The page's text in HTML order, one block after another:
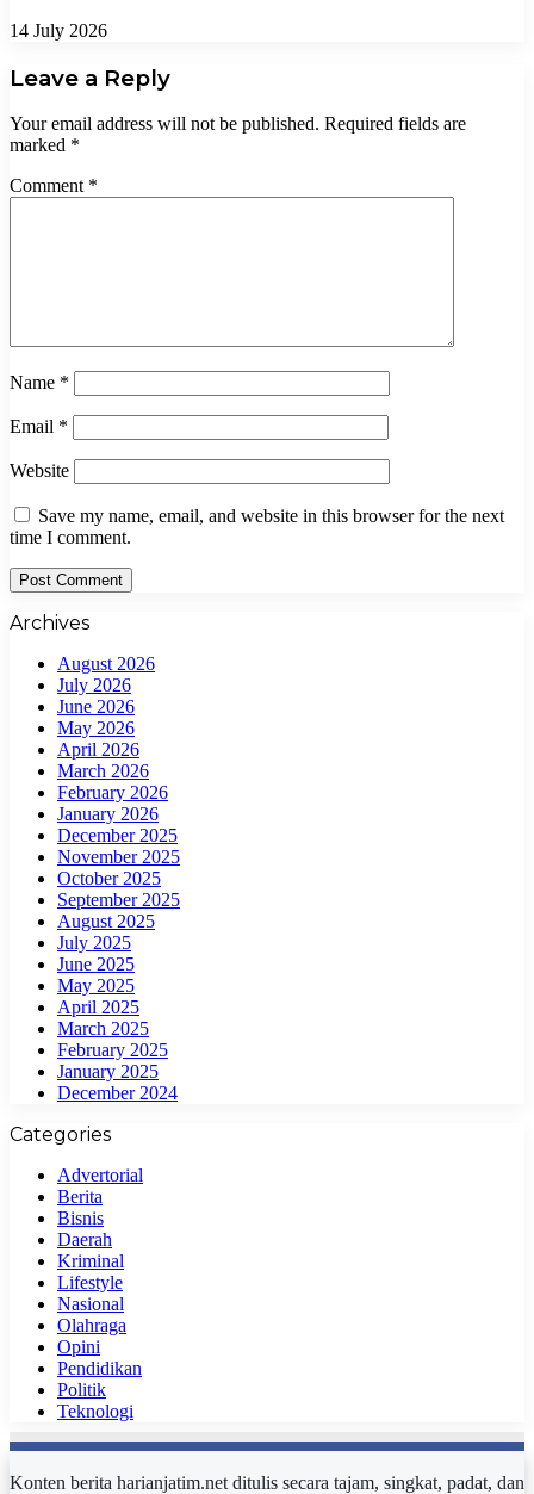
14 July 2026
Leave a Reply
Your email address will not be published. Required fields are
marked *
Comment *
Name *
Email *
Website
Save my name, email, and website in this browser for the next
time I comment.
Archives
August 2026
July 2026
June 2026
May 2026
April 2026
March 2026
February 2026
January 2026
December 2025
November 2025
October 2025
September 2025
August 2025
July 2025
June 2025
May 2025
April 2025
March 2025
February 2025
January 2025
December 2024
Categories
Advertorial
Berita
Bisnis
Daerah
Kriminal
Lifestyle
Nasional
Olahraga
Opini
Pendidikan
Politik
Teknologi
Konten berita harianjatim.net ditulis secara tajam, singkat, padat, dan